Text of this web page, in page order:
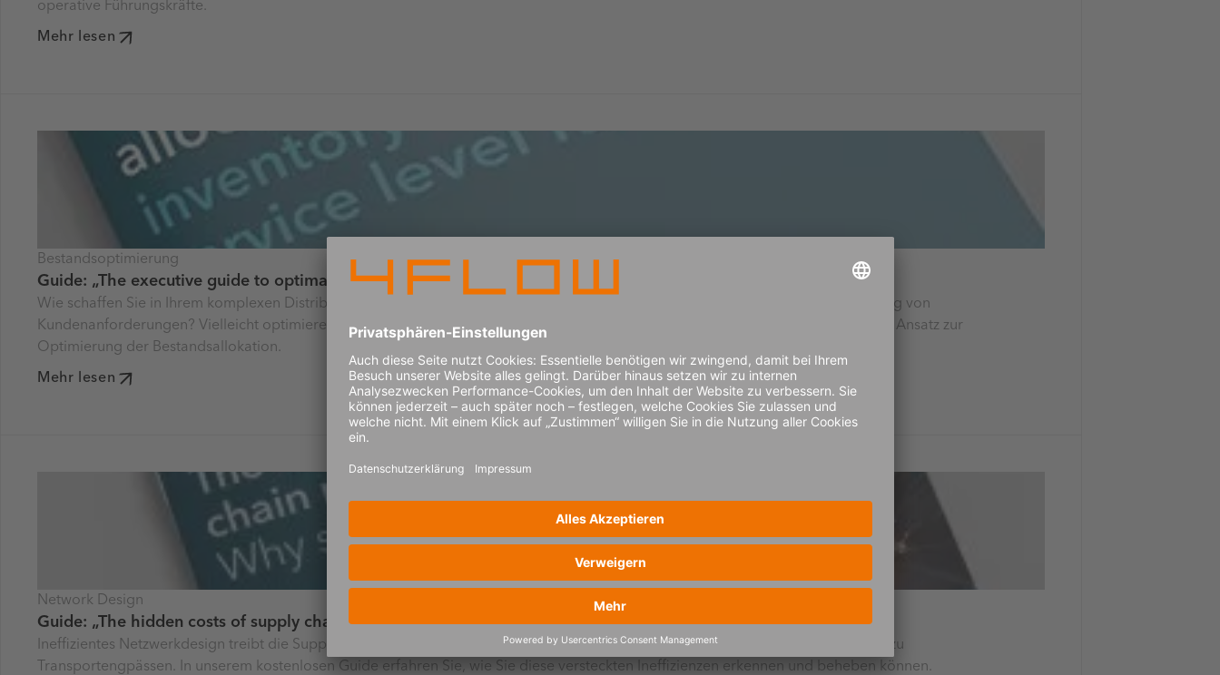
operative Führungskräfte.
Mehr lesen
Bestandsoptimierung
Guide: „The executive guide to optimal inventory allocation“
Wie schaffen Sie in Ihrem komplexen Distributionsnetz ein Gleichgewicht zwischen effizienter Bestandsverwaltung und der Erfüllung von
Kundenanforderungen? Vielleicht optimieren Sie bereits den Bestand für einzelne Standorte? Entdecken Sie einen netzwerkweiten Ansatz zur
Optimierung der Bestandsallokation.
Mehr lesen
Network Design
Guide: „The hidden costs of supply chain network inefficiency“
Ineffizientes Netzwerkdesign treibt die Supply-Chain-Kosten in die Höhe – von historisch gewachsenen Netzwerkstrukturen bis hin zu
Transportengpässen. In unserem kostenlosen Guide erfahren Sie, wie Sie diese versteckten Ineffizienzen erkennen und beheben können.